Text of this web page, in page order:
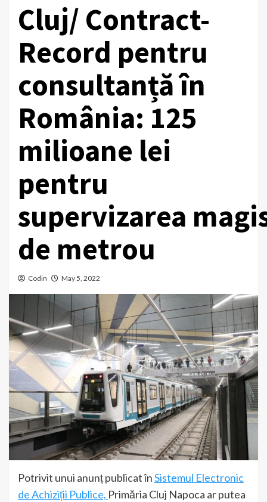
Cluj/ Contract-
Record pentru
consultanță în
România: 125
milioane lei
pentru
supervizarea
de metrou
Codin May 5, 2022
Potrivit unui anunț publicat înSistemul Electronic
de Achiziții Publice, Primăria Cluj Napoca ar putea